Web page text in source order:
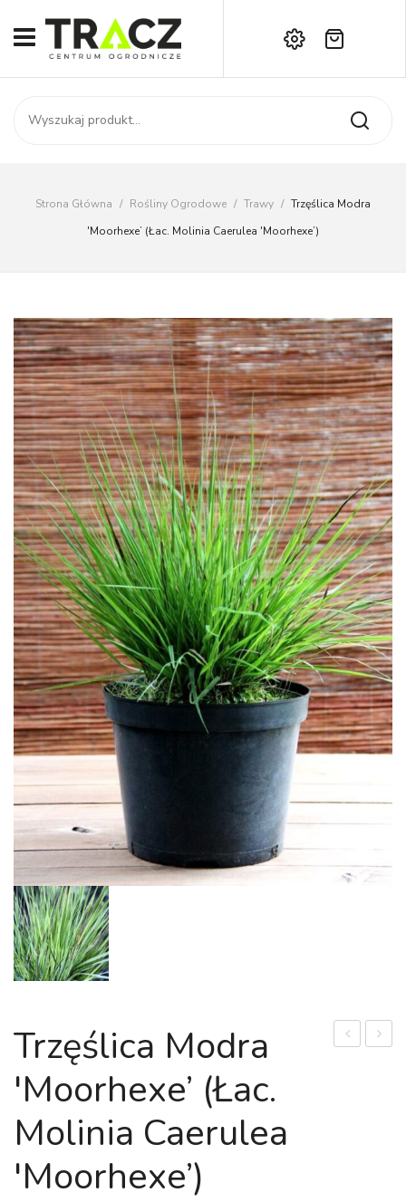
START
SKLEP
AKTUALNOŚCI
Kontakt
Brak produktów w koszyku.
Strona Główna / Rośliny Ogrodowe / Trawy / Trzęślica Modra
'Moorhexe’ (łac. Molinia Caerulea 'Moorhexe’)
Trzęślica Modra
'Moorhexe’ (łac.
Molinia Caerulea
'Moorhexe’)